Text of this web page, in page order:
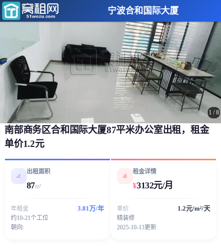
宁波合和国际大厦
1 /8
南部商务区合和国际大厦87平米办公室出租，租金
单价1.2元
📐
出租面积
87m²
年租金 3.81万/年
约10-21个工位
朝向:
💰
租金详情
¥3132元/月
单价 1.2元/m²/天
精装修
2025-10-13更新